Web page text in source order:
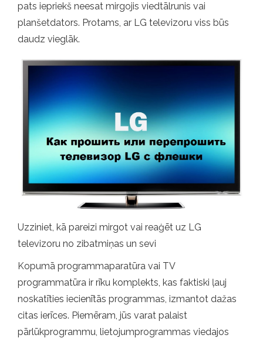
pats iepriekš neesat mirgojis viedtālrunis vai
planšetdators. Protams, ar LG televizoru viss būs
daudz vieglāk.
Uzziniet, kā pareizi mirgot vai reaģēt uz LG
televizoru no zibatmiņas un sevi
Kopumā programmaparatūra vai TV
programmatūra ir rīku komplekts, kas faktiski ļauj
noskatīties iecienītās programmas, izmantot dažas
citas ierīces. Piemēram, jūs varat palaist
pārlūkprogrammu, lietojumprogrammas viedajos